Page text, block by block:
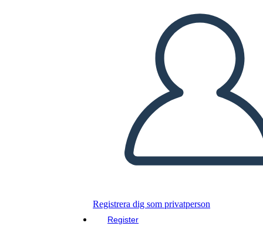
Registrera dig som privatperson
Register
Kopiera denna storyboard
SKAPA EN STORYBOARD
SPELA UPP BILDSPEL
LÄS FÖR MIG